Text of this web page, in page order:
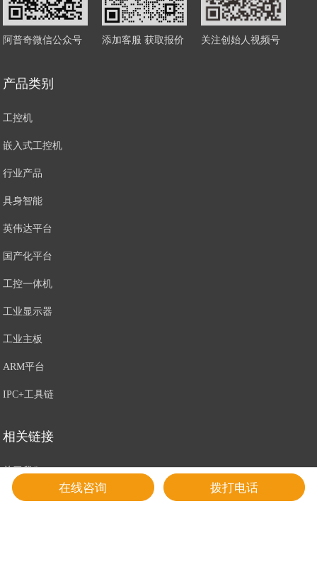
阿普奇微信公众号 添加客服 获取报价 关注创始人视频号
产品类别
工控机
嵌入式工控机
行业产品
具身智能
英伟达平台
国产化平台
工控一体机
工业显示器
工业主板
ARM平台
IPC+工具链
相关链接
关于我们
解决方案
在线咨询 拨打电话